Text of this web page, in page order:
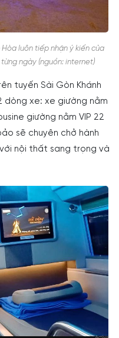
Hòa luôn tiếp nhận ý kiến của
ngày (nguồn: internet)
tuyến Sài Gòn Khánh
dòng xe: xe giường nằm
giường nằm VIP 22
sẽ chuyên chở hành
nội thất sang trọng và